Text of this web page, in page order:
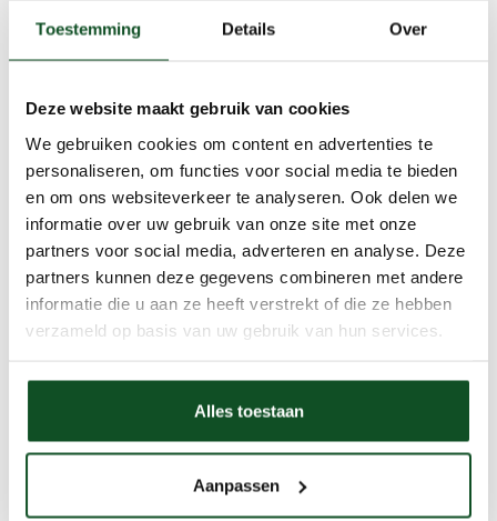
Toestemming Details Over
Deze website maakt gebruik van cookies
We gebruiken cookies om content en advertenties te
personaliseren, om functies voor social media te bieden
en om ons websiteverkeer te analyseren. Ook delen we
informatie over uw gebruik van onze site met onze
partners voor social media, adverteren en analyse. Deze
partners kunnen deze gegevens combineren met andere
informatie die u aan ze heeft verstrekt of die ze hebben
verzameld op basis van uw gebruik van hun services.
Alles toestaan
Aanpassen